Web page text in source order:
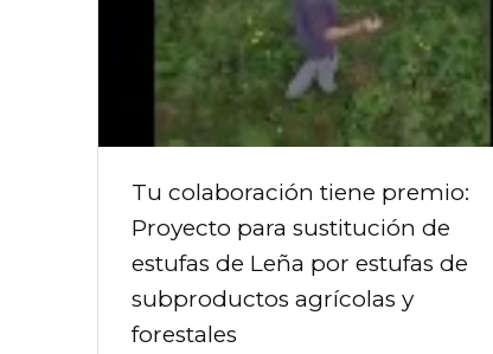
Tu colaboración tiene premio:
Proyecto para sustitución de
estufas de Leña por estufas de
subproductos agrícolas y
forestales